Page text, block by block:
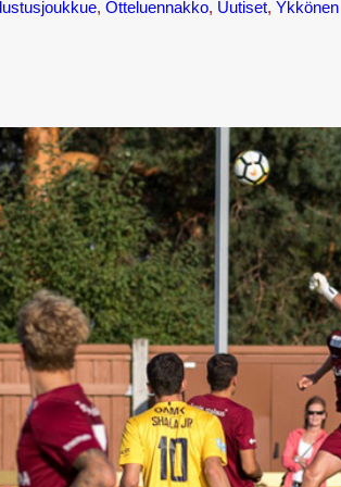
, Otteluennakko, Uutiset, Ykkönen